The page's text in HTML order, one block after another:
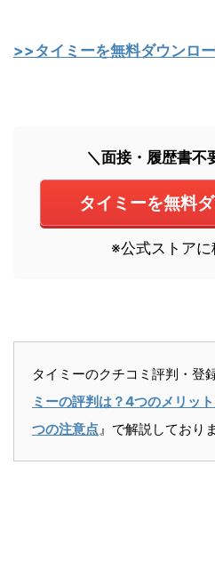
>>タイミーを無料ダウンロ
＼面接・履歴書不
タイミーを無料
※公式ストア
タイミーのクチコミ評判・登
ミーの評判は？4つのメリッ
つの注意点』で解説しており